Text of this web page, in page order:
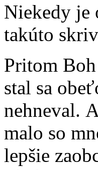
Niekedy je
takúto
Pritom Boh
stal sa
nehneval.
malo so
lepšie